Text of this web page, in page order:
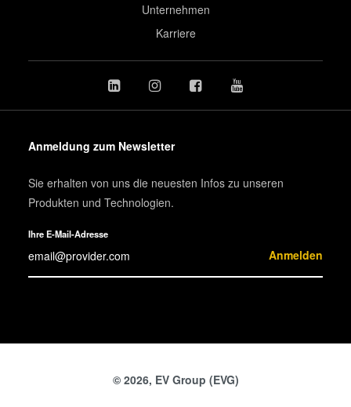
Unternehmen
Karriere
Anmeldung zum Newsletter
Sie erhalten von uns die neuesten Infos zu unseren
Produkten und Technologien.
Ihre E-Mail-Adresse
Anmelden
© 2026, EV Group (EVG)